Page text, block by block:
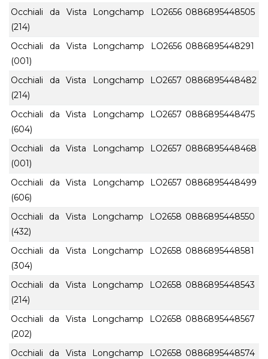
Occhiali da Vista Longchamp LO2656
(214)
0886895448505
Occhiali da Vista Longchamp LO2656
(001)
0886895448291
Occhiali da Vista Longchamp LO2657
(214)
0886895448482
Occhiali da Vista Longchamp LO2657
(604)
0886895448475
Occhiali da Vista Longchamp LO2657
(001)
0886895448468
Occhiali da Vista Longchamp LO2657
(606)
0886895448499
Occhiali da Vista Longchamp LO2658
(432)
0886895448550
Occhiali da Vista Longchamp LO2658
(304)
0886895448581
Occhiali da Vista Longchamp LO2658
(214)
0886895448543
Occhiali da Vista Longchamp LO2658
(202)
0886895448567
Occhiali da Vista Longchamp LO2658 0886895448574